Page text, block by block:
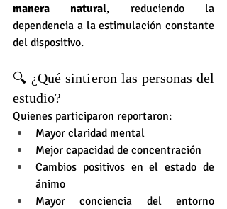
manera natural, reduciendo la
dependencia a la estimulación constante
del dispositivo.
🔍 ¿Qué sintieron las personas del
estudio?
Quienes participaron reportaron:
Mayor claridad mental
Mejor capacidad de concentración
Cambios positivos en el estado de
ánimo
Mayor conciencia del entorno